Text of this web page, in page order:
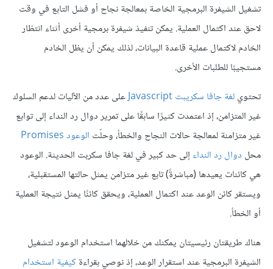
تشغيل الشيفرة البرمجية الخاصة بمعالجة نجاح أو فشل التابع في وقت
لاحق عند اكتمال العملية. يمكن تنفيذ شيفرة برمجية أخرى أثناء انتظار
الخادم لاكتمال عملية قاعدة البيانات، لذلك يمكن أن يظل الخادم
مستجيبًا للطلبات الأخرى.
تحتويلغة جافا سكريبت Javascript
على عدد من الآليات لدعم السلوك
غير المتزامن، إذ اعتمدت كثيرًا سابقًا على تمرير دوال رد النداء إلى توابع
غير متزامنة لمعالجة حالات النجاح والخطأ، وحلّت الوعود Promises
محل دوال رد النداء إلى حد كبير في لغة جافا سكربت الحديثة. الوعود
هي كائنات يعيدها (مباشرةً) تابع غير متزامن يمثل حالتها المستقبلية،
ويستقر كائن الوعد عند اكتمال العملية، ويحقق كائنًا يمثل نتيجة العملية
أو الخطأ.
هناك طريقتان رئيسيتان يمكنك من خلالهما استخدام الوعود لتشغيل
الشيفرة البرمجية عند استقرار الوعد، إذ نوصي بقراءةكيفية استخدام